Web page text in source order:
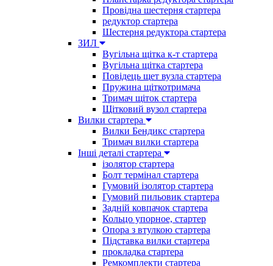
Провідна шестерня стартера
редуктор стартера
Шестерня редуктора стартера
ЗИЛ
Вугільна щітка к-т стартера
Вугільна щітка стартера
Повідець щет вузла стартера
Пружина щіткотримача
Тримач щіток стартера
Щітковий вузол стартера
Вилки стартера
Вилки Бендикс стартера
Тримач вилки стартера
Інші деталі стартера
ізолятор стартера
Болт термінал стартера
Гумовий ізолятор стартера
Гумовий пильовик стартера
Задній ковпачок стартера
Кольцо упорное, стартер
Опора з втулкою стартера
Підставка вилки стартера
прокладка стартера
Ремкомплекти стартера